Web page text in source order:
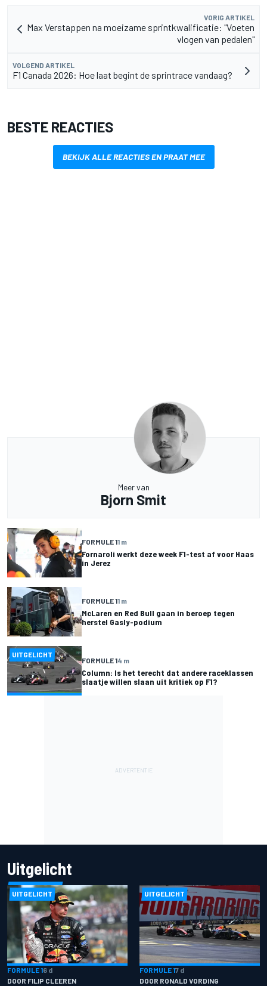
VORIG ARTIKEL
Max Verstappen na moeizame sprintkwalificatie: "Voeten
vlogen van pedalen"
VOLGEND ARTIKEL
F1 Canada 2026: Hoe laat begint de sprintrace vandaag?
BESTE REACTIES
BEKIJK ALLE REACTIES EN PRAAT MEE
Meer van
Bjorn Smit
FORMULE 11 m
Fornaroli werkt deze week F1-test af voor Haas
in Jerez
FORMULE 11 m
McLaren en Red Bull gaan in beroep tegen
herstel Gasly-podium
UITGELICHT
FORMULE 14 m
Column: Is het terecht dat andere raceklassen
slaatje willen slaan uit kritiek op F1?
Uitgelicht
UITGELICHT
FORMULE 16 d
DOOR FILIP CLEEREN
UITGELICHT
FORMULE 17 d
DOOR RONALD VORDING